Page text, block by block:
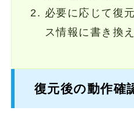
必要に応じて復
ス情報に書き換え
復元後の動作確